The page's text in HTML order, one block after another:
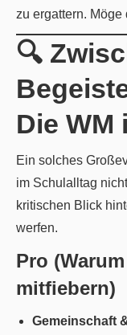
zu ergattern.
🔍
Die WM
Ein solches
im Schulalltag
kritischen Blick
werfen.
Pro
mitfiebern)
Gemeinschaft